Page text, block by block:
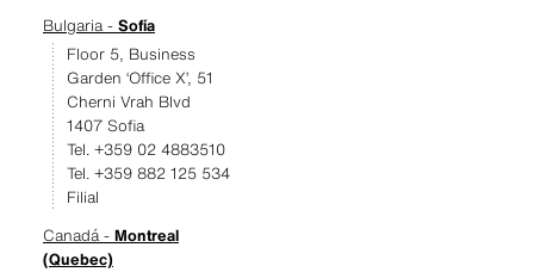
Bulgaria - Sofía
Floor 5, Business
Garden ‘Office X’, 51
Cherni Vrah Blvd
1407 Sofia
Tel. +359 02 4883510
Tel. +359 882 125 534
Filial
Canadá - Montreal
(Quebec)